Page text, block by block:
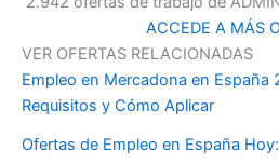
ACCEDE A MÁS
VER OFERTAS RELACIONADAS
Empleo en Mercadona en España
Requisitos y Cómo Aplicar
Ofertas de Empleo en España